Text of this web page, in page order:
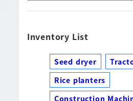
Inventory List
Seed dryer
Rice planters
Construction